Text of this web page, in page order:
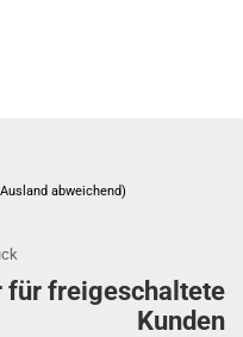
abweichend)
für freigeschaltete
Kunden